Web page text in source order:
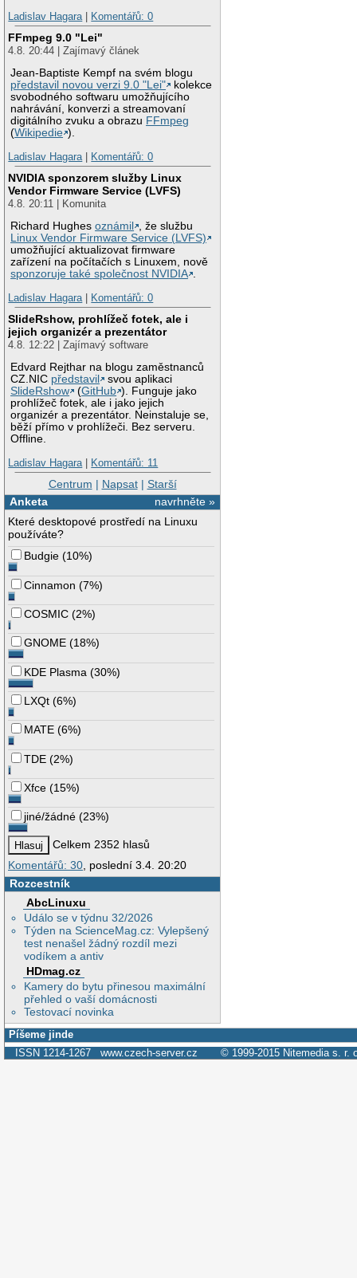
Ladislav Hagara| Komentářů: 0
FFmpeg 9.0 "Lei"
4.8. 20:44 | Zajímavý článek
Jean-Baptiste Kempf na svém blogu
představil novou verzi 9.0 "Lei"
kolekce
svobodného softwaru umožňujícího
nahrávání, konverzi a streamovaní
digitálního zvuku a obrazu FFmpeg
(Wikipedie ).
Ladislav Hagara| Komentářů: 0
NVIDIA sponzorem služby Linux
Vendor Firmware Service (LVFS)
4.8. 20:11 | Komunita
Richard Hughesoznámil
, že službu
Linux Vendor Firmware Service (LVFS)
umožňující aktualizovat firmware
zařízení na počítačích s Linuxem, nově
sponzoruje také společnost NVIDIA .
Ladislav Hagara| Komentářů: 0
SlideRshow, prohlížeč fotek, ale i
jejich organizér a prezentátor
4.8. 12:22 | Zajímavý software
Edvard Rejthar na blogu zaměstnanců
CZ.NIC představil
svou aplikaci
SlideRshow
(GitHub ). Funguje jako
prohlížeč fotek, ale i jako jejich
organizér a prezentátor. Neinstaluje se,
běží přímo v prohlížeči. Bez serveru.
Offline.
Ladislav Hagara| Komentářů: 11
Centrum | Napsat| Starší
navrhněte »
Anketa
Které desktopové prostředí na Linuxu
používáte?
Budgie (10%)
Cinnamon (7%)
COSMIC (2%)
GNOME (18%)
KDE Plasma (30%)
LXQt (6%)
MATE (6%)
TDE (2%)
Xfce (15%)
jiné/žádné (23%)
Celkem 2352 hlasů
Komentářů: 30 , poslední 3.4. 20:20
Rozcestník
AbcLinuxu
Událo se v týdnu 32/2026
Týden na ScienceMag.cz: Vylepšený
test nenašel žádný rozdíl mezi
vodíkem a antiv
HDmag.cz
Kamery do bytu přinesou maximální
přehled o vaší domácnosti
Testovací novinka
Píšeme jinde
ISSN 1214-1267 www.czech-server.cz © 1999-2015 Nitemedia s. r.